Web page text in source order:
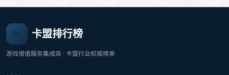
卡盟排行榜
游戏增值服务集成商 · 卡盟行业权威榜单